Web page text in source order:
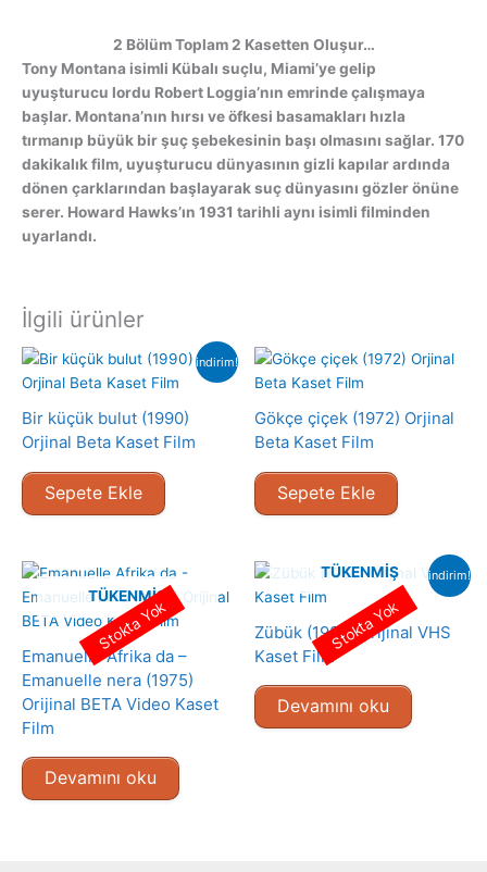
2 Bölüm Toplam 2 Kasetten Oluşur…
Tony Montana isimli Kübalı suçlu, Miami’ye gelip
uyuşturucu lordu Robert Loggia’nın emrinde çalışmaya
başlar. Montana’nın hırsı ve öfkesi basamakları hızla
tırmanıp büyük bir şuç şebekesinin başı olmasını sağlar. 170
dakikalık film, uyuşturucu dünyasının gizli kapılar ardında
dönen çarklarından başlayarak suç dünyasını gözler önüne
serer. Howard Hawks’ın 1931 tarihli aynı isimli filminden
uyarlandı.
İlgili ürünler
indirim!
Bir küçük bulut (1990)
Orjinal Beta Kaset Film
Sepete Ekle
Gökçe çiçek (1972) Orjinal
Beta Kaset Film
Sepete Ekle
TÜKENMIŞ
Emanuelle Afrika da –
Emanuelle nera (1975)
Orijinal BETA Video Kaset
Film
Devamını oku
Stokta Yok
indirim!
TÜKENMIŞ
Zübük (1980) Orijinal VHS
Kaset Film
Devamını oku
Stokta Yok